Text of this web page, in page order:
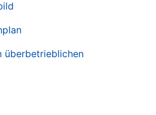
überbetrieblichen